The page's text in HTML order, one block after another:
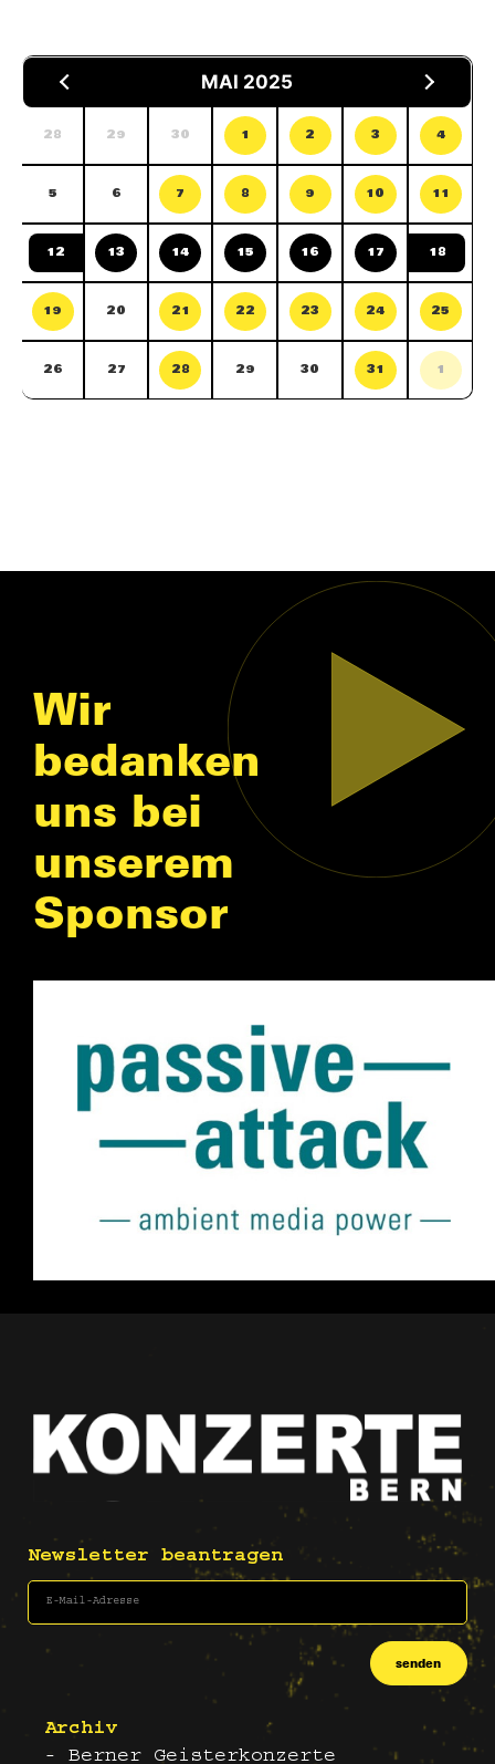
MAI 2025
28 29 30 1 2 3 4
5 6 7 8 9 10 11
12 13 14 15 16 17 18
19 20 21 22 23 24 25
26 27 28 29 30 31 1
Wir
bedanken
uns bei
unserem
Sponsor
Newsletter beantragen
senden
Archiv
- Berner Geisterkonzerte